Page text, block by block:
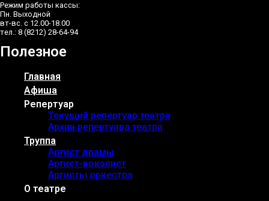
Режим работы кассы:
Пн. Выходной
вт-вс. с 12.00-18.00
тел.: 8 (8212) 28-64-94
Полезное
Главная
Афиша
Репертуар
Текущий репертуар театра
Архив репертуара театра
Труппа
Артист драмы
Артист-вокалист
Артисты оркестра
О театре